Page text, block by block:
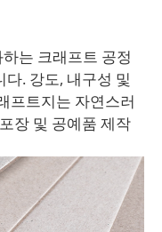
는 크래프트 공정
. 강도, 내구성 및
프트지는 자연스러
장 및 공예품 제작